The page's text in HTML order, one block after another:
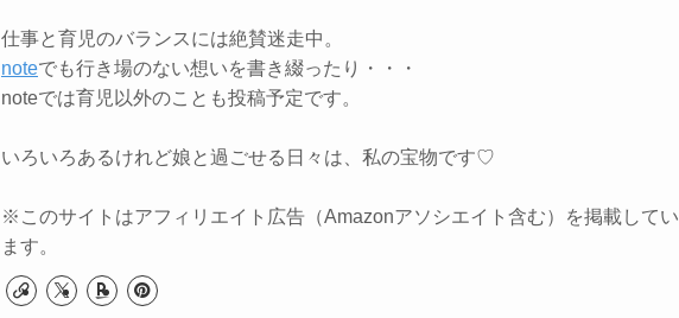
仕事と育児のバランスには絶賛迷走中。
noteでも行き場のない想いを書き綴ったり・・・
noteでは育児以外のことも投稿予定です。
いろいろあるけれど娘と過ごせる日々は、私の宝物です♡
※このサイトはアフィリエイト広告（Amazonアソシエイト含む）を掲載してい
ます。